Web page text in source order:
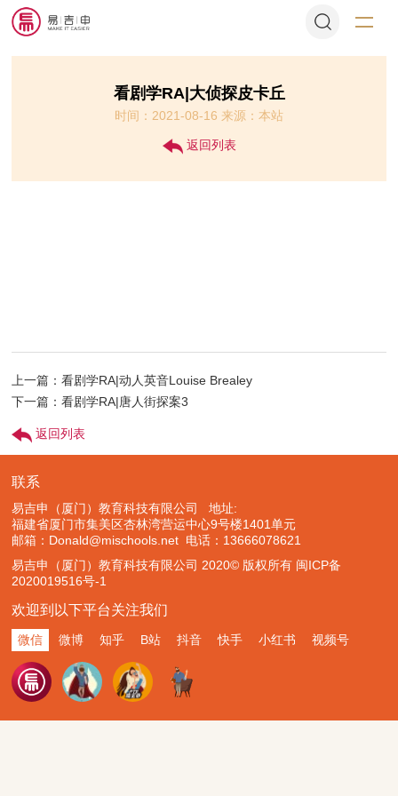
看剧学RA|大侦探皮卡丘
时间：2021-08-16 来源：本站
返回列表
上一篇：看剧学RA|动人英音Louise Brealey
下一篇：看剧学RA|唐人街探案3
返回列表
联系
易吉申（厦门）教育科技有限公司 地址:
福建省厦门市集美区杏林湾营运中心9号楼1401单元
邮箱：Donald@mischools.net 电话：13666078621
易吉申（厦门）教育科技有限公司 2020© 版权所有 闽ICP备
2020019516号-1
欢迎到以下平台关注我们
微信 微博 知乎 B站 抖音 快手 小红书 视频号